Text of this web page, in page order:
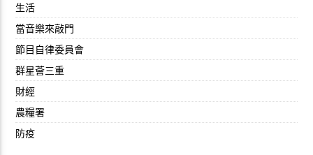
生活
當音樂來敲門
節目自律委員會
群星薈三重
財經
農糧署
防疫